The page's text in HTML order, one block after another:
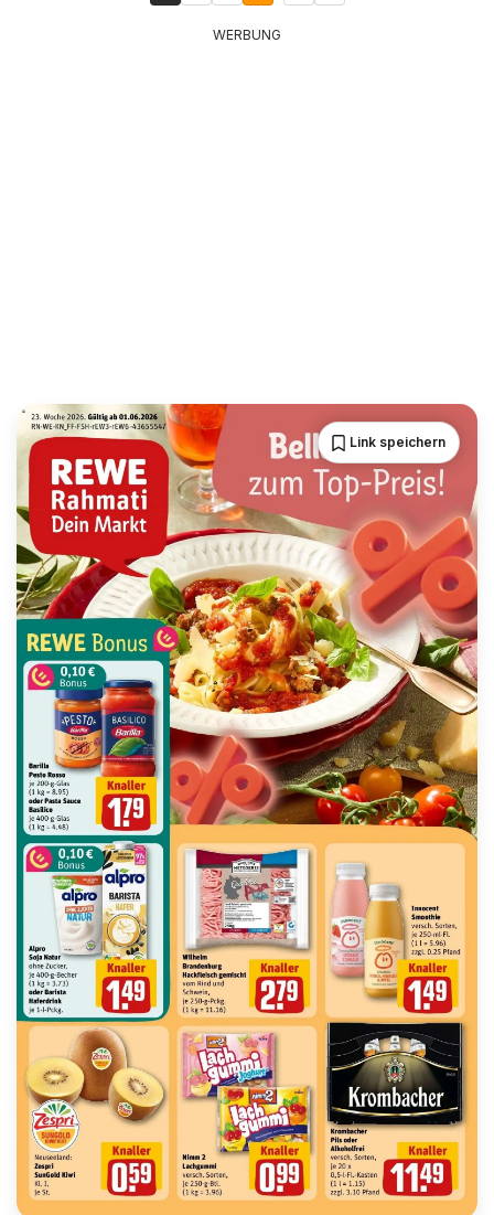
WERBUNG
Link speichern